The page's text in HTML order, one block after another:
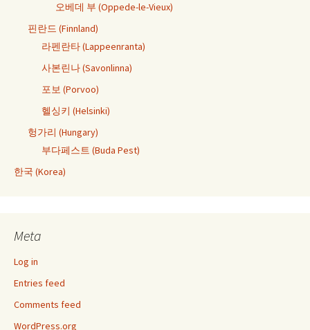
오베데 부 (Oppede-le-Vieux)
핀란드 (Finnland)
라펜란타 (Lappeenranta)
사본린나 (Savonlinna)
포보 (Porvoo)
헬싱키 (Helsinki)
헝가리 (Hungary)
부다페스트 (Buda Pest)
한국 (Korea)
Meta
Log in
Entries feed
Comments feed
WordPress.org